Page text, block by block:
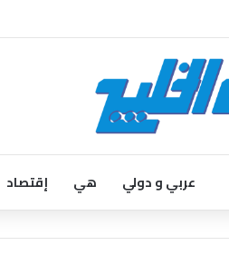
عربي و دولي هي إقتصاد